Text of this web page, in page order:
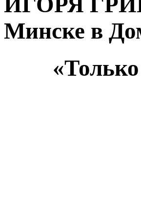
Минске в